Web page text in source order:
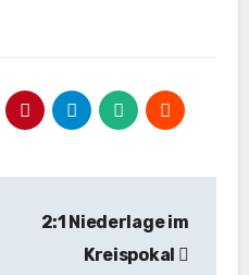
2:1 Niederlage im
Kreispokal